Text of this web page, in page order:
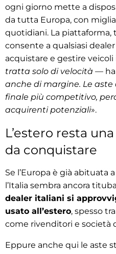
ogni giorno mette a
da tutta Europa, con
quotidiani. La
consente a qualsiasi
acquistare e gestire veicoli
tratta solo di velocità — ha
anche di margine. Le
finale più competitivo,
acquirenti potenziali».
L’estero resta
da conquistare
Se l’Europa è già abituata
l’Italia sembra ancora
dealer italiani si
usato all’estero, spesso
come rivenditori e società
Eppure anche qui le aste